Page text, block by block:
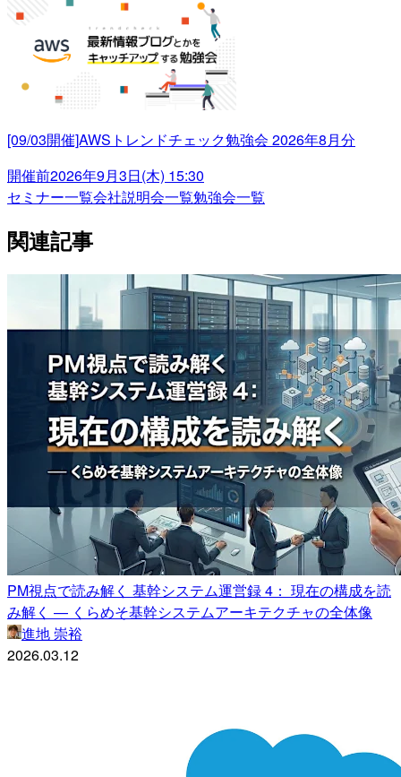
[09/03開催]AWSトレンドチェック勉強会 2026年8月分
開催前2026年9月3日(木) 15:30
セミナー一覧会社説明会一覧勉強会一覧
関連記事
PM視点で読み解く 基幹システム運営録 4： 現在の構成を読
み解く — くらめそ基幹システムアーキテクチャの全体像
進地 崇裕
2026.03.12